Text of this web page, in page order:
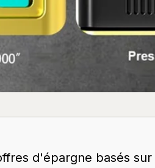
d'épargne basés sur